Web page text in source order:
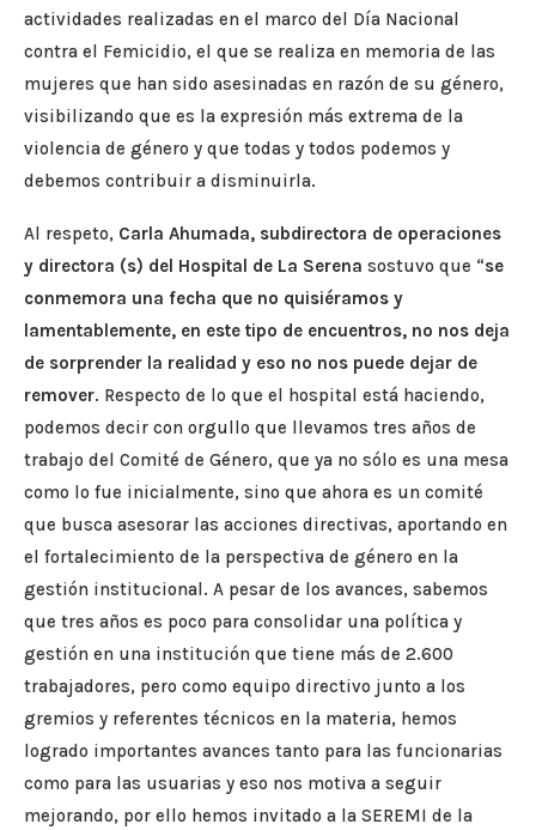
actividades realizadas en el marco del Día Nacional
contra el Femicidio, el que se realiza en memoria de las
mujeres que han sido asesinadas en razón de su género,
visibilizando que es la expresión más extrema de la
violencia de género y que todas y todos podemos y
debemos contribuir a disminuirla.
Al respeto, Carla Ahumada, subdirectora de operaciones
y directora (s) del Hospital de La Serena sostuvo que “se
conmemora una fecha que no quisiéramos y
lamentablemente, en este tipo de encuentros, no nos deja
de sorprender la realidad y eso no nos puede dejar de
remover. Respecto de lo que el hospital está haciendo,
podemos decir con orgullo que llevamos tres años de
trabajo del Comité de Género, que ya no sólo es una mesa
como lo fue inicialmente, sino que ahora es un comité
que busca asesorar las acciones directivas, aportando en
el fortalecimiento de la perspectiva de género en la
gestión institucional. A pesar de los avances, sabemos
que tres años es poco para consolidar una política y
gestión en una institución que tiene más de 2.600
trabajadores, pero como equipo directivo junto a los
gremios y referentes técnicos en la materia, hemos
logrado importantes avances tanto para las funcionarias
como para las usuarias y eso nos motiva a seguir
mejorando, por ello hemos invitado a la SEREMI de la